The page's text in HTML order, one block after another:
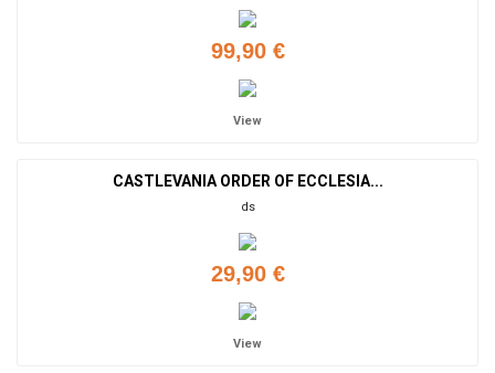
99,90 €
View
CASTLEVANIA ORDER OF ECCLESIA...
ds
29,90 €
View